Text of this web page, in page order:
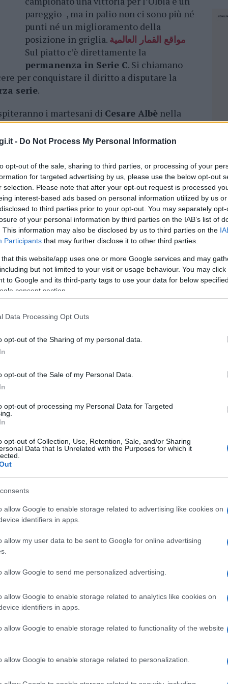
- Do Not Process My Personal Information
opt-out of the sale, sharing to third parties, or processing of your
for targeted advertising by us, please use the below opt-out
selection. Please note that after your opt-out request is processed
interest-based ads based on personal information utilized by us
to third parties prior to your opt-out. You may separately
of your personal information by third parties on the IAB’s list of
This information may also be disclosed by us to third parties on the
Participants that may further disclose it to other third parties.
that this website/app uses one or more Google services and may
but not limited to your visit or usage behaviour. You may
to Google and its third-party tags to use your data for below
consent section.
Data Processing Opt Outs
opt-out of the Sharing of my personal data.
opt-out of the Sale of my Personal Data.
opt-out of processing my Personal Data for Targeted
opt-out of Collection, Use, Retention, Sale, and/or Sharing
Data that Is Unrelated with the Purposes for which it
allow Google to enable storage related to advertising like cookies on
identifiers in apps.
allow my user data to be sent to Google for online advertising
allow Google to send me personalized advertising.
allow Google to enable storage related to analytics like cookies on
identifiers in apps.
allow Google to enable storage related to functionality of the website
allow Google to enable storage related to personalization.
pareggio -, ma in palio non ci sono più né
punti né un miglioramento della
posizione in griglia. مواقع القمار العالمية
Sul piatto c’è direttamente la
permanenza in Serie C. Si chiamano
per conquistare il diritto a disputare la
serie.
i martesani di Cesare Albè nella
sempre alle ore 20, si tornerà in scena al
il tecnico bianco ha diramato la
lista dei 23
out per lungodegenza, l’unico
che sconterà un turno di squalifica.
VAN DER WANT
, SimoneGOZZI, LucaLA ROSA, Andrea
PITZALIS
, NunzioLELLA, AlessioMICELI
, Andrea
cliccando qui
nella sezione
un